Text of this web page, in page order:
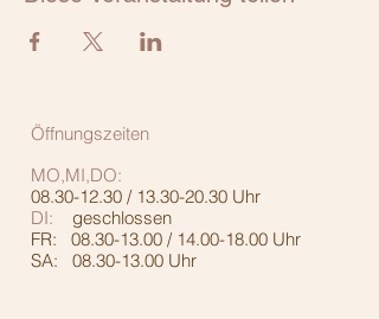
Öffnungszeiten
MO,MI,DO:
08.30-12.30 / 13.30-20.30 Uhr
DI: geschlossen
FR: 08.30-13.00 / 14.00-18.00 Uhr
SA: 08.30-13.00 Uhr